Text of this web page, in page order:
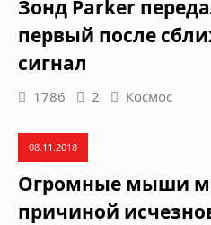
Зонд Parker
первый после
сигнал
1786 2 Космос
08.11.2018
Огромные мыши
причиной